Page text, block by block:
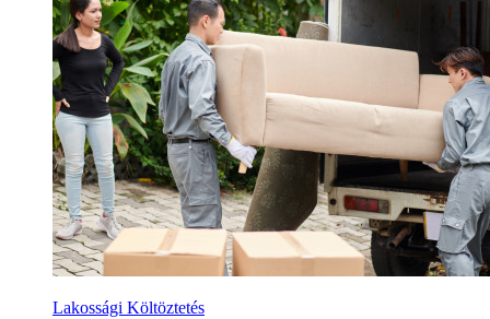
Lakossági Költöztetés